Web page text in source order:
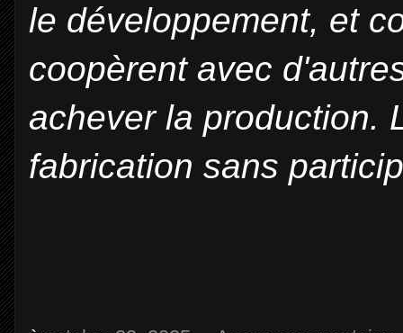
le développement, et
coopèrent avec
achever la production.
fabrication sans